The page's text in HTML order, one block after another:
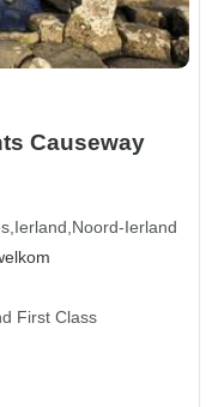
Causeway
Ierland Noord-Ierland
First Class